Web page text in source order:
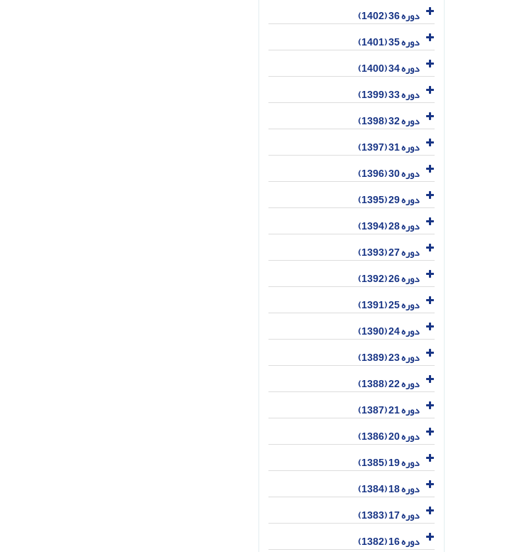
دوره 36 (1402)
دوره 35 (1401)
دوره 34 (1400)
دوره 33 (1399)
دوره 32 (1398)
دوره 31 (1397)
دوره 30 (1396)
دوره 29 (1395)
دوره 28 (1394)
دوره 27 (1393)
دوره 26 (1392)
دوره 25 (1391)
دوره 24 (1390)
دوره 23 (1389)
دوره 22 (1388)
دوره 21 (1387)
دوره 20 (1386)
دوره 19 (1385)
دوره 18 (1384)
دوره 17 (1383)
دوره 16 (1382)